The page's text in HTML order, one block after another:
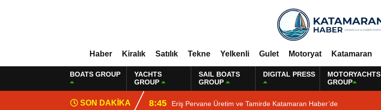
Haber Kiralık Satılık Tekne Yelkenli Gulet Motoryat Katamaran
BOATS GROUP
YACHTS
GROUP
SAIL BOATS
GROUP
DIGITAL PRESS
MOTORYACHTS
GROUP
SON DAKİKA 8:45 Eriş Pervane Üretim ve Tamirde Katamaran Haber’de